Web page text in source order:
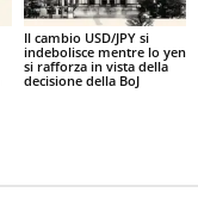
Il cambio USD/JPY si
indebolisce mentre lo yen
si rafforza in vista della
decisione della BoJ